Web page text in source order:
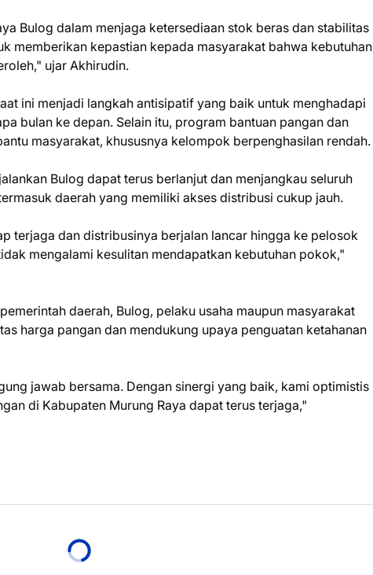
Bulog dalam menjaga ketersediaan stok beras dan stabilitas
memberikan kepastian kepada masyarakat bahwa kebutuhan
ujar Akhirudin.
ini menjadi langkah antisipatif yang baik untuk menghadapi
bulan ke depan. Selain itu, program bantuan pangan dan
masyarakat, khususnya kelompok berpenghasilan rendah.
Bulog dapat terus berlanjut dan menjangkau seluruh
daerah yang memiliki akses distribusi cukup jauh.
terjaga dan distribusinya berjalan lancar hingga ke pelosok
mengalami kesulitan mendapatkan kebutuhan pokok,"
daerah, Bulog, pelaku usaha maupun masyarakat
harga pangan dan mendukung upaya penguatan ketahanan
jawab bersama. Dengan sinergi yang baik, kami optimistis
di Kabupaten Murung Raya dapat terus terjaga,"